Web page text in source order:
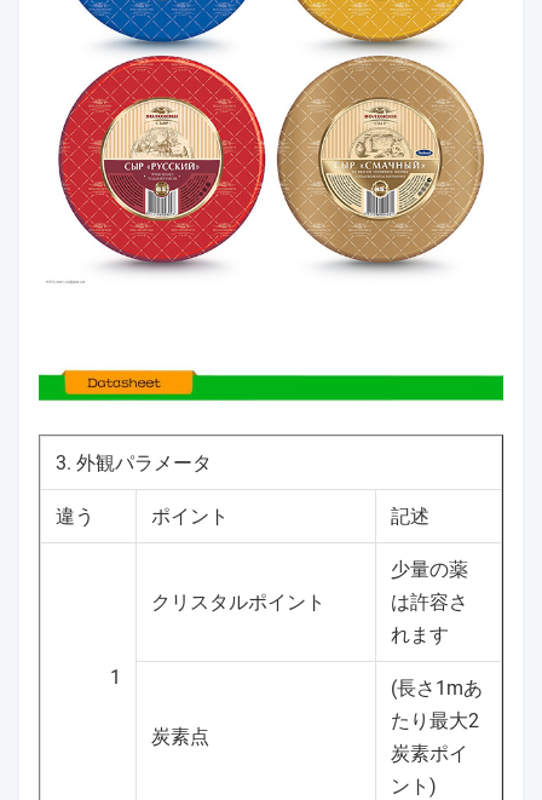
3. 外観パラメータ
違う ポイント 記述
1
クリスタルポイント
少量の薬
は許容さ
れます
炭素点
(長さ1mあ
たり最大2
炭素ポイ
ント)